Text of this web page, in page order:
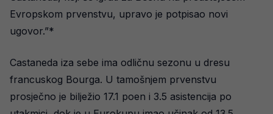
Evropskom prvenstvu, upravo je potpisao novi
ugovor.”*
Castaneda iza sebe ima odličnu sezonu u dresu
francuskog Bourga. U tamošnjem prvenstvu
prosječno je bilježio 17.1 poen i 3.5 asistencija po